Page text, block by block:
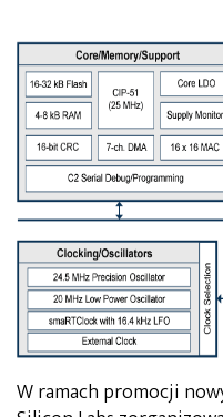
W ramach promocji